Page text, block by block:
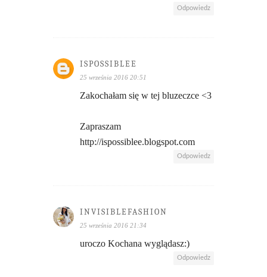
Odpowiedz
ISPOSSIBLEE
25 września 2016 20:51
Zakochałam się w tej bluzeczce <3
Zapraszam
http://ispossiblee.blogspot.com
Odpowiedz
INVISIBLEFASHION
25 września 2016 21:34
uroczo Kochana wyglądasz:)
Odpowiedz